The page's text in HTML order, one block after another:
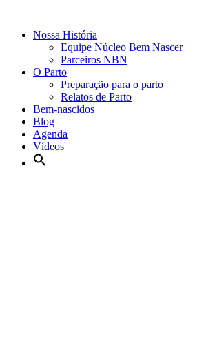
Nossa História
Equipe Núcleo Bem Nascer
Parceiros NBN
O Parto
Preparação para o parto
Relatos de Parto
Bem-nascidos
Blog
Agenda
Vídeos